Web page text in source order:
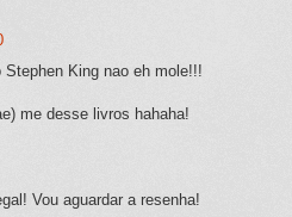
King nao eh mole!!!
me desse livros hahaha!
Vou aguardar a resenha!